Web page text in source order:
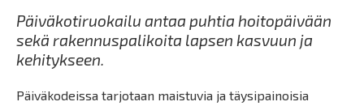
Päiväkotiruokailu antaa puhtia hoitopäivään
sekä rakennuspalikoita lapsen kasvuun ja
kehitykseen.
Päiväkodeissa tarjotaan maistuvia ja täysipainoisia